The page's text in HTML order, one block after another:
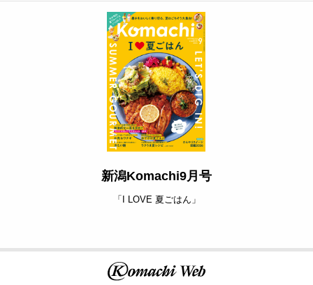
新潟Komachi9月号
「I LOVE 夏ごはん」